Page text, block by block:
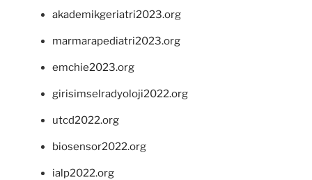
akademikgeriatri2023.org
marmarapediatri2023.org
emchie2023.org
girisimselradyoloji2022.org
utcd2022.org
biosensor2022.org
ialp2022.org